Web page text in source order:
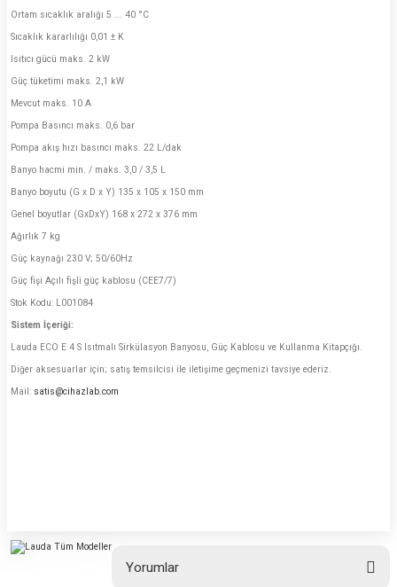
Ortam sıcaklık aralığı 5 ... 40 °C
Sıcaklık kararlılığı 0,01 ± K
Isıtıcı gücü maks. 2 kW
Güç tüketimi maks. 2,1 kW
Mevcut maks. 10 A
Pompa Basıncı maks. 0,6 bar
Pompa akış hızı basıncı maks. 22 L/dak
Banyo hacmi min. / maks. 3,0 / 3,5 L
Banyo boyutu (G x D x Y) 135 x 105 x 150 mm
Genel boyutlar (GxDxY) 168 x 272 x 376 mm
Ağırlık 7 kg
Güç kaynağı 230 V; 50/60Hz
Güç fişi Açılı fişli güç kablosu (CEE7/7)
Stok Kodu: L001084
Sistem İçeriği:
Lauda ECO E 4 S Isıtmalı Sirkülasyon Banyosu, Güç Kablosu ve Kullanma Kitapçığı.
Diğer aksesuarlar için; satış temsilcisi ile iletişime geçmenizi tavsiye ederiz.
Mail: satis@cihazlab.com
Yorumlar